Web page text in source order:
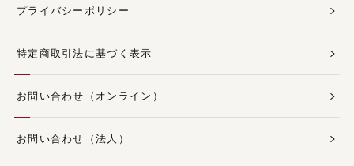
プライバシーポリシー
特定商取引法に基づく表示
お問い合わせ（オンライン）
お問い合わせ（法人）